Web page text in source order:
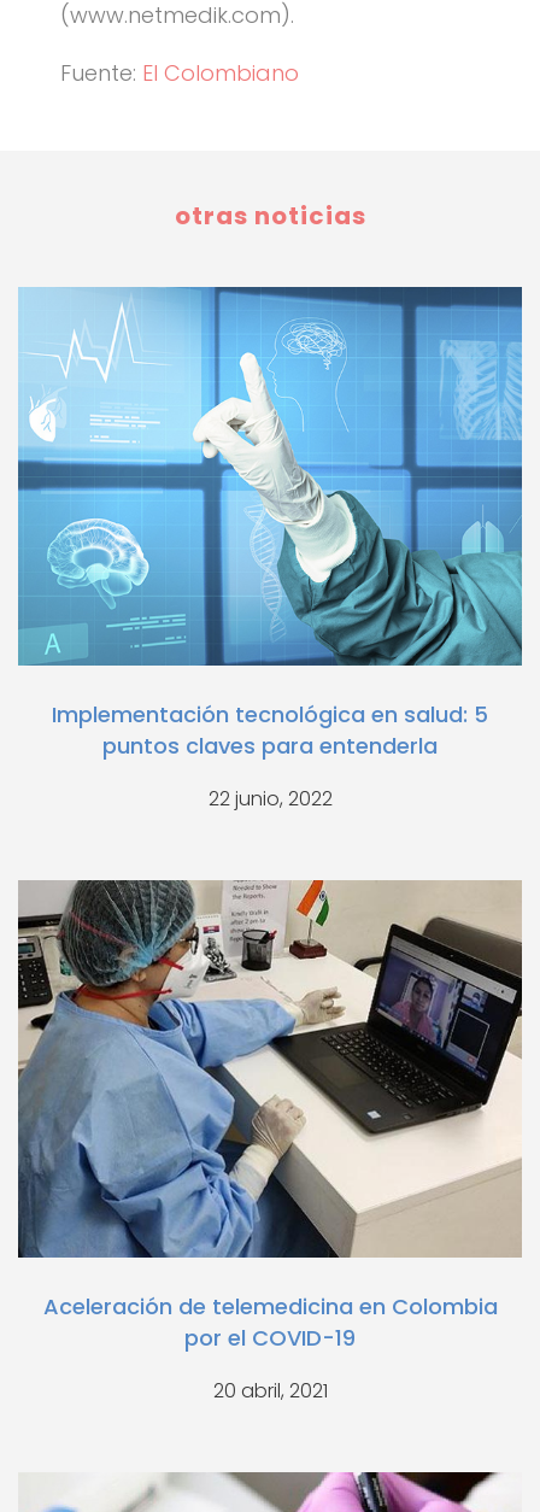
(www.netmedik.com).
Fuente: El Colombiano
otras noticias
Implementación tecnológica en salud: 5
puntos claves para entenderla
22 junio, 2022
Aceleración de telemedicina en Colombia
por el COVID-19
20 abril, 2021